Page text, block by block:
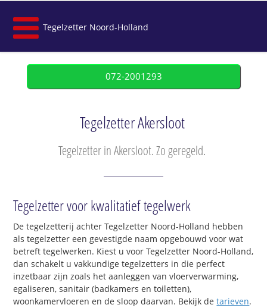
Tegelzetter Noord-Holland
072-2001293
Tegelzetter Akersloot
Tegelzetter in Akersloot. Zo geregeld.
Tegelzetter voor kwalitatief tegelwerk
De tegelzetterij achter Tegelzetter Noord-Holland hebben
als tegelzetter een gevestigde naam opgebouwd voor wat
betreft tegelwerken. Kiest u voor Tegelzetter Noord-Holland,
dan schakelt u vakkundige tegelzetters in die perfect
inzetbaar zijn zoals het aanleggen van vloerverwarming,
egaliseren, sanitair (badkamers en toiletten),
woonkamervloeren en de sloop daarvan. Bekijk detarieven.